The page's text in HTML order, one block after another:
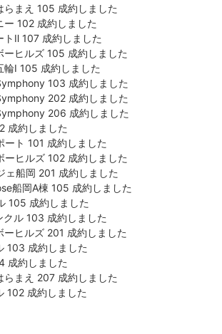
まえ 105 成約しました
102 成約しました
Ⅱ 107 成約しました
ヒルズ 105 成約しました
Ⅰ 105 成約しました
103 成約しました
202 成約しました
206 成約しました
成約しました
ト 101 成約しました
ヒルズ 102 成約しました
船岡 201 成約しました
船岡A棟 105 成約しました
105 成約しました
ル 103 成約しました
ヒルズ 201 成約しました
103 成約しました
成約しました
まえ 207 成約しました
102 成約しました